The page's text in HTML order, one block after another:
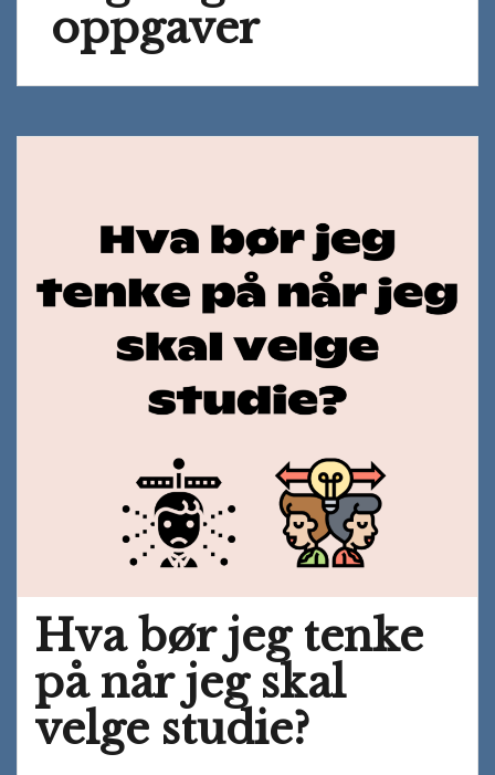
oppgaver
Hva bør jeg tenke
på når jeg skal
velge studie?